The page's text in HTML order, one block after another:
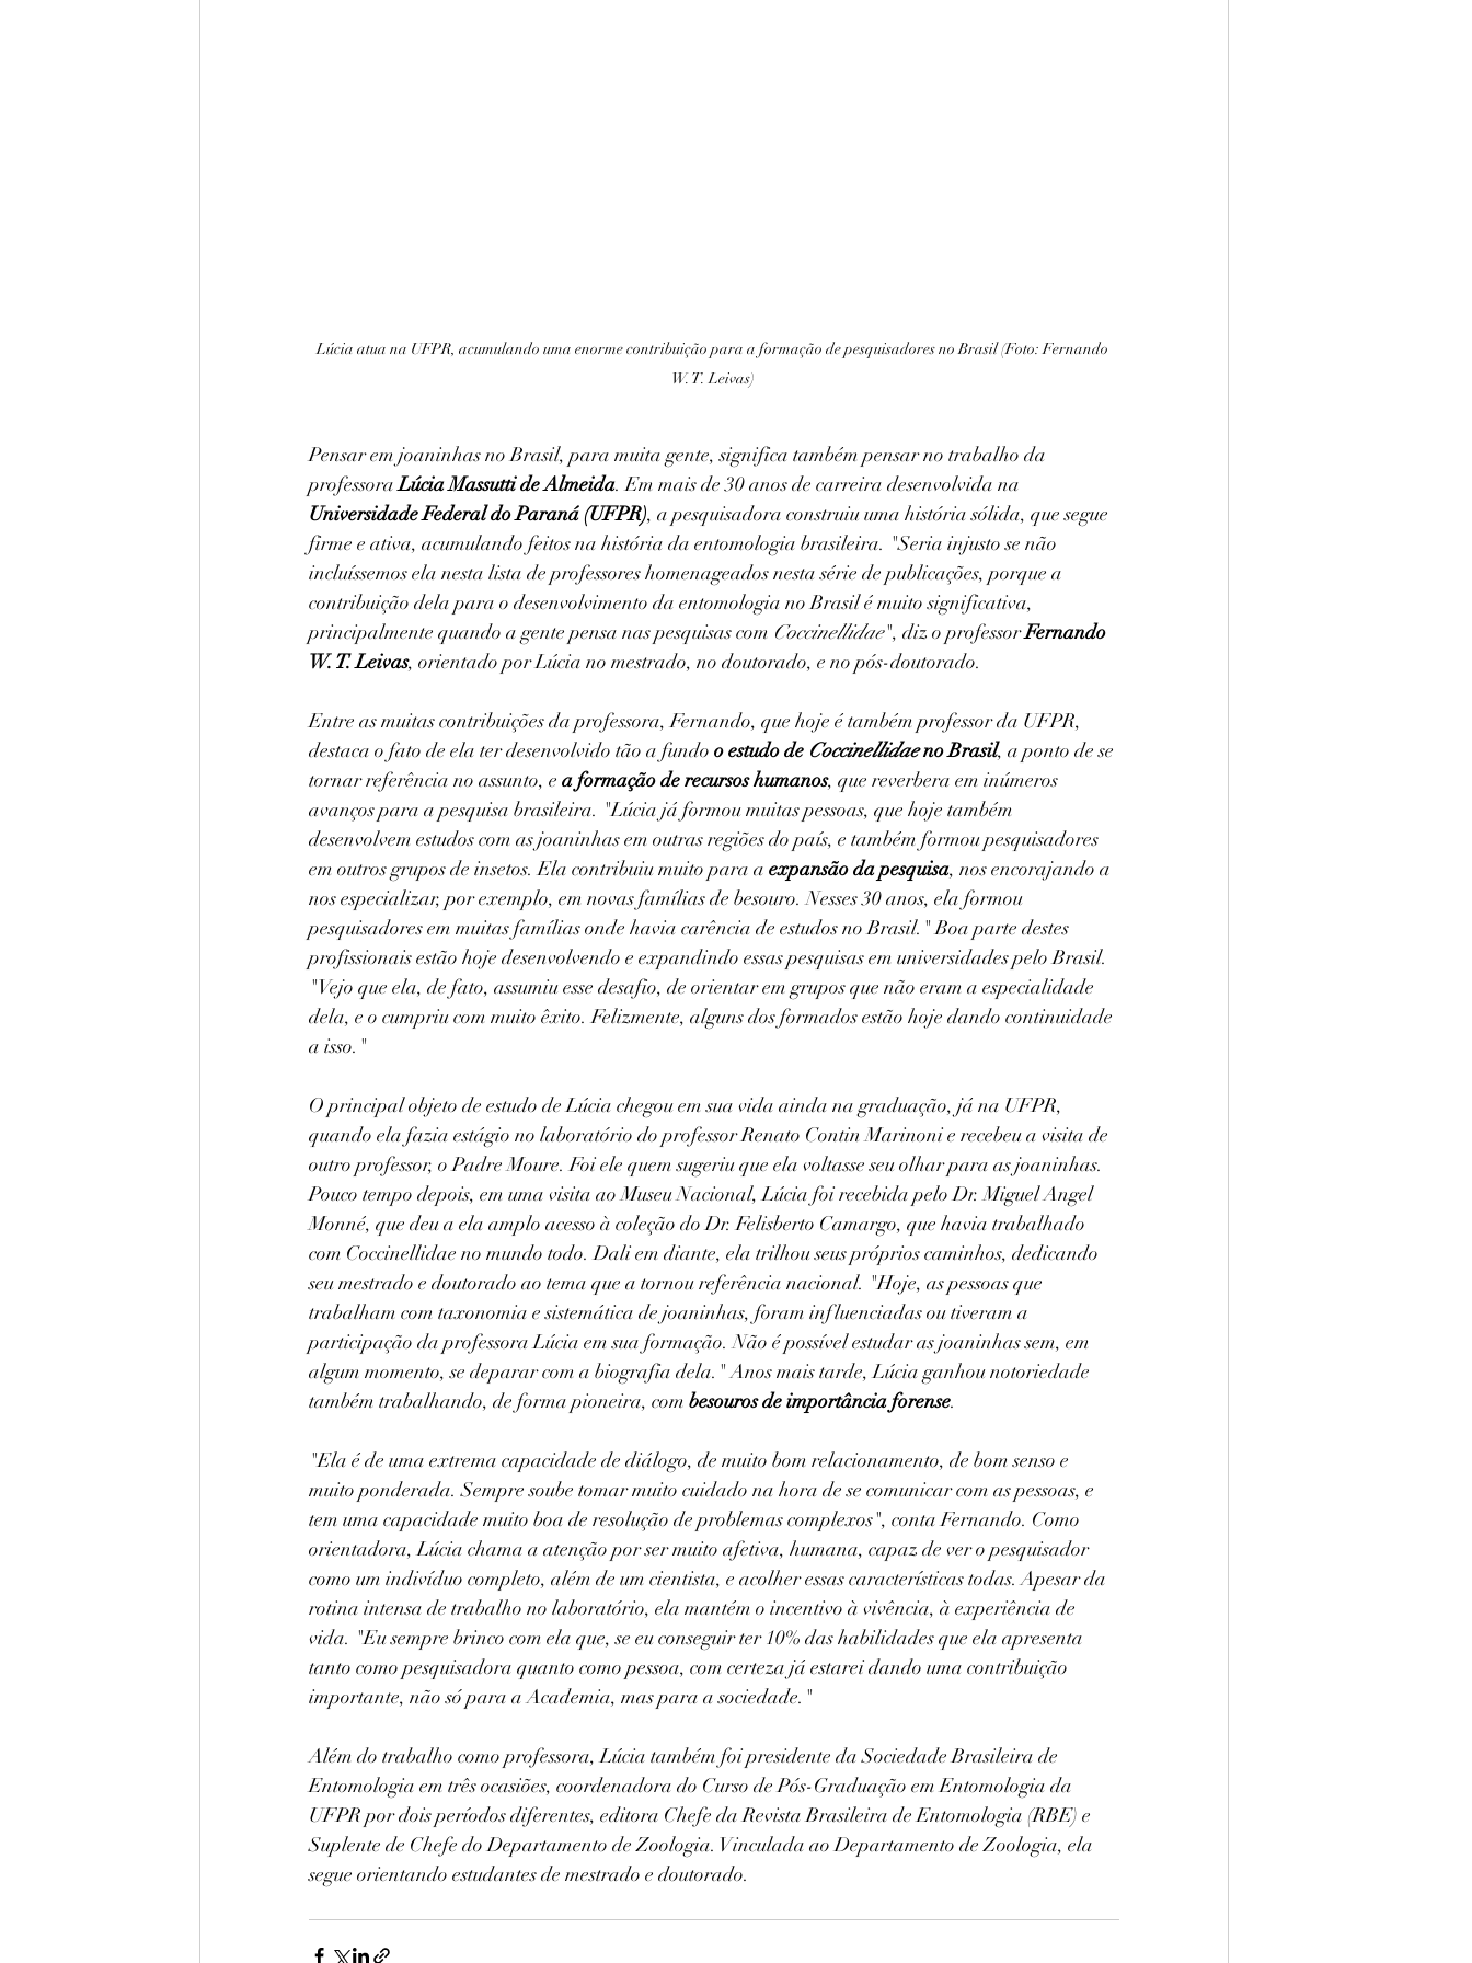
Lúcia atua na UFPR, acumulando uma enorme contribuição para a formação de pesquisadores no Brasil (Foto: Fernando
W. T. Leivas)
Pensar em joaninhas no Brasil, para muita gente, significa também pensar no trabalho da
professora Lúcia Massutti de Almeida. Em mais de 30 anos de carreira desenvolvida na
Universidade Federal do Paraná (UFPR), a pesquisadora construiu uma história sólida, que segue
firme e ativa, acumulando feitos na história da entomologia brasileira. "Seria injusto se não
incluíssemos ela nesta lista de professores homenageados nesta série de publicações, porque a
contribuição dela para o desenvolvimento da entomologia no Brasil é muito significativa,
principalmente quando a gente pensa nas pesquisas com Coccinellidae", diz o professor Fernando
W. T. Leivas, orientado por Lúcia no mestrado, no doutorado, e no pós-doutorado.
Entre as muitas contribuições da professora, Fernando, que hoje é também professor da UFPR,
destaca o fato de ela ter desenvolvido tão a fundo o estudo de Coccinellidae no Brasil, a ponto de se
tornar referência no assunto, e a formação de recursos humanos, que reverbera em inúmeros
avanços para a pesquisa brasileira. "Lúcia já formou muitas pessoas, que hoje também
desenvolvem estudos com as joaninhas em outras regiões do país, e também formou pesquisadores
em outros grupos de insetos. Ela contribuiu muito para a expansão da pesquisa, nos encorajando a
nos especializar, por exemplo, em novas famílias de besouro. Nesses 30 anos, ela formou
pesquisadores em muitas famílias onde havia carência de estudos no Brasil." Boa parte destes
profissionais estão hoje desenvolvendo e expandindo essas pesquisas em universidades pelo Brasil.
"Vejo que ela, de fato, assumiu esse desafio, de orientar em grupos que não eram a especialidade
dela, e o cumpriu com muito êxito. Felizmente, alguns dos formados estão hoje dando continuidade
a isso."
O principal objeto de estudo de Lúcia chegou em sua vida ainda na graduação, já na UFPR,
quando ela fazia estágio no laboratório do professor Renato Contin Marinoni e recebeu a visita de
outro professor, o Padre Moure. Foi ele quem sugeriu que ela voltasse seu olhar para as joaninhas.
Pouco tempo depois, em uma visita ao Museu Nacional, Lúcia foi recebida pelo Dr. Miguel Angel
Monné, que deu a ela amplo acesso à coleção do Dr. Felisberto Camargo, que havia trabalhado
com Coccinellidae no mundo todo. Dali em diante, ela trilhou seus próprios caminhos, dedicando
seu mestrado e doutorado ao tema que a tornou referência nacional. "Hoje, as pessoas que
trabalham com taxonomia e sistemática de joaninhas, foram influenciadas ou tiveram a
participação da professora Lúcia em sua formação. Não é possível estudar as joaninhas sem, em
algum momento, se deparar com a biografia dela." Anos mais tarde, Lúcia ganhou notoriedade
também trabalhando, de forma pioneira, com besouros de importância forense.
"Ela é de uma extrema capacidade de diálogo, de muito bom relacionamento, de bom senso e
muito ponderada. Sempre soube tomar muito cuidado na hora de se comunicar com as pessoas, e
tem uma capacidade muito boa de resolução de problemas complexos", conta Fernando. Como
orientadora, Lúcia chama a atenção por ser muito afetiva, humana, capaz de ver o pesquisador
como um indivíduo completo, além de um cientista, e acolher essas características todas. Apesar da
rotina intensa de trabalho no laboratório, ela mantém o incentivo à vivência, à experiência de
vida. "Eu sempre brinco com ela que, se eu conseguir ter 10% das habilidades que ela apresenta
tanto como pesquisadora quanto como pessoa, com certeza já estarei dando uma contribuição
importante, não só para a Academia, mas para a sociedade."
Além do trabalho como professora, Lúcia também foi presidente da Sociedade Brasileira de
Entomologia em três ocasiões, coordenadora do Curso de Pós-Graduação em Entomologia da
UFPR por dois períodos diferentes, editora Chefe da Revista Brasileira de Entomologia (RBE) e
Suplente de Chefe do Departamento de Zoologia. Vinculada ao Departamento de Zoologia, ela
segue orientando estudantes de mestrado e doutorado.